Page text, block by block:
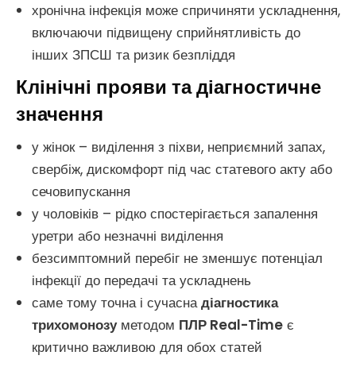
хронічна інфекція може спричиняти ускладнення,
включаючи підвищену сприйнятливість до
інших ЗПСШ та ризик безпліддя
Клінічні прояви та діагностичне
значення
у жінок – виділення з піхви, неприємний запах,
свербіж, дискомфорт під час статевого акту або
сечовипускання
у чоловіків – рідко спостерігається запалення
уретри або незначні виділення
безсимптомний перебіг не зменшує потенціал
інфекції до передачі та ускладнень
саме тому точна і сучаснадіагностика
трихомонозуметодом ПЛР Real-Time є
критично важливою для обох статей